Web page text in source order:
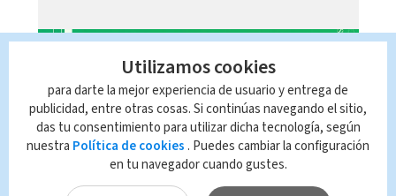
Utilizamos cookies
para darte la mejor experiencia de usuario y entrega de
publicidad, entre otras cosas. Si continúas navegando el sitio,
das tu consentimiento para utilizar dicha tecnología, según
nuestra Política de cookies . Puedes cambiar la configuración
en tu navegador cuando gustes.